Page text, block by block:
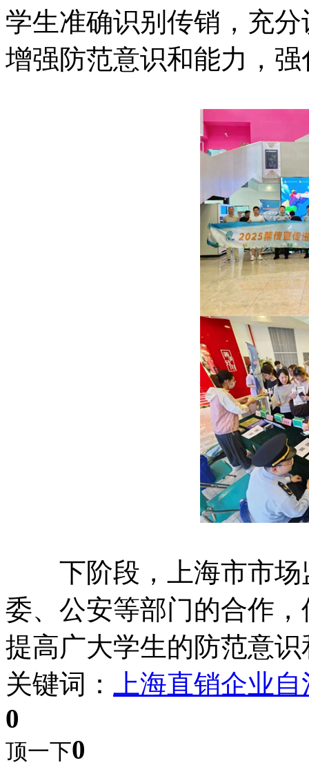
学生准确识别传销，充
增强防范意识和能力，
下阶段，上海市市场
委、公安等部门的合作
提高广大学生的防范意
关键词：
上海直销企业
0
顶一下0